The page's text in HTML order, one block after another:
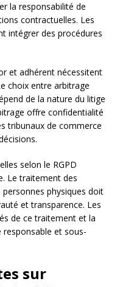
la responsabilité de
contractuelles. Les
intégrer des procédures
et adhérent nécessitent
choix entre arbitrage
de la nature du litige
offre confidentialité
tribunaux de commerce
selon le RGPD
Le traitement des
physiques doit
et transparence. Les
de ce traitement et la
et sous-
sur